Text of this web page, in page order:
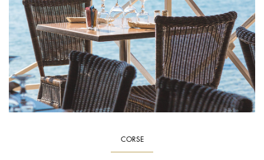
CORSE